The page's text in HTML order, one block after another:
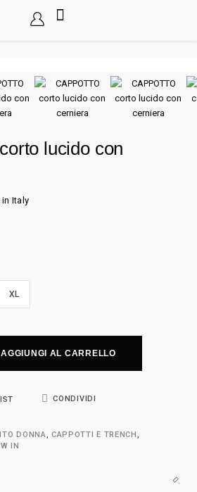
lucido con
Italy
XL
AGGIUNGI AL CARRELLO
CONDIVIDI
DONNA, CAPPOTTI E TRENCH,
IN